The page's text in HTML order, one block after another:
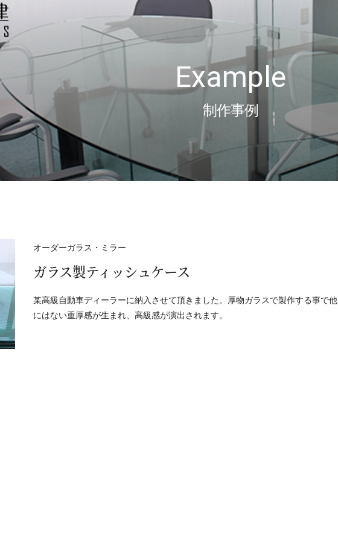
Example
制作事例
オーダーガラス・ミラー
ガラス製ティッシュケース
某高級自動車ディーラーに納入させて頂きました。厚物ガラスで製作する事で他
にはない重厚感が生まれ、高級感が演出されます。